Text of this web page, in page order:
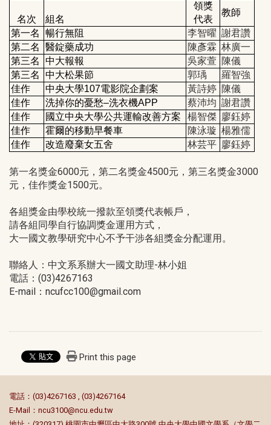
名次 組名
領獎
代表
教師
第一名
暢行無阻 李智曜 謝君讚
第二名
醫錠藥成功 陳彥霖 林廣一
第三名
中大報報 吳家萱 陳儀
第三名
中大松果節 郭瑀
羅智強
佳作
中央大學107電影院企劃案 黃詩婷 陳儀
佳作
洗掉你的憂愁–洗衣機APP 蔡沛均 謝君讚
佳作
國立中央大學公共運輸改善方案 楊智傑
廖鈺婷
佳作
霍爾的移動早餐車 陳泳璇 楊雅儒
佳作
改造廢棄女五舍 林芸平 廖鈺婷
第一名獎金6000元，第二名獎金4500元，第三名獎金3000
元，佳作獎金1500元。
各組獎金由學校統一撥款至領獎代表帳戶，
請各組同學自行協調獎金運用方式，
大一國文教學研究中心不予干涉各組獎金分配運用。
聯絡人：中文系系辦大一國文助理-林小姐
電話：(03)4267163
E-mail：ncufcc100@gmail.com
Print this page
電話：(03)4267163 , (03)4267164
E-Mail： ncu3100@ncu.edu.tw